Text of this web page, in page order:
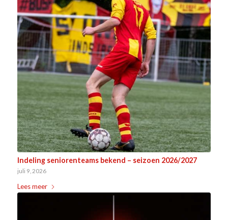
Indeling seniorenteams bekend – seizoen 2026/2027
juli 9, 2026
Lees meer